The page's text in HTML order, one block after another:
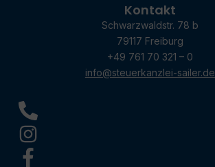
Kontakt
Schwarzwaldstr. 78 b
79117 Freiburg
+49 761 70 321 – 0
info@steuerkanzlei-sailer.de